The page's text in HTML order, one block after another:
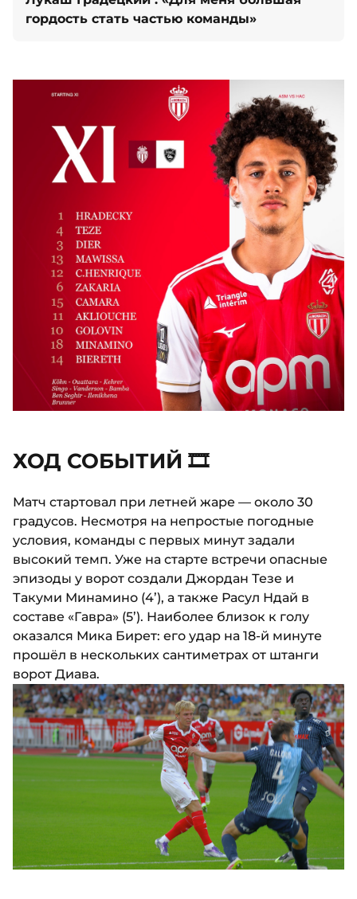
гордость стать частью команды»
ХОД СОБЫТИЙ 🎞
Матч стартовал при летней жаре — около 30
градусов. Несмотря на непростые погодные
условия, команды с первых минут задали
высокий темп. Уже на старте встречи опасные
эпизоды у ворот создали Джордан Тезе и
Такуми Минамино (4’), а также Расул Ндай в
составе «Гавра» (5’). Наиболее близок к голу
оказался Мика Бирет: его удар на 18-й минуте
прошёл в нескольких сантиметрах от штанги
ворот Диава.